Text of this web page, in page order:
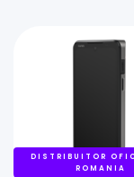
DISTRIBUITOR
ROMANIA